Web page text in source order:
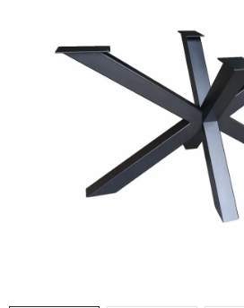
DŮM, BYT
FIRMA, GARÁŽ, DÍLNA, SKLEP
ŽEBŘÍKY SCHŮDKY A LEŠENÍ
PARKOVACÍ BLOKÁDY